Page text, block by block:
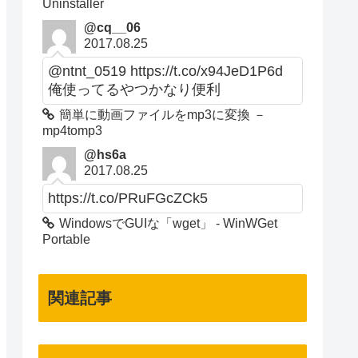
Uninstaller
@cq__06
2017.08.25
@ntnt_0519 https://t.co/x94JeD1P6d
俺使ってるやつかなり便利
簡単に動画ファイルをmp3に変換 －
mp4tomp3
@hs6a
2017.08.25
https://t.co/PRuFGcZCk5
WindowsでGUIな「wget」 - WinWGet
Portable
関連記事